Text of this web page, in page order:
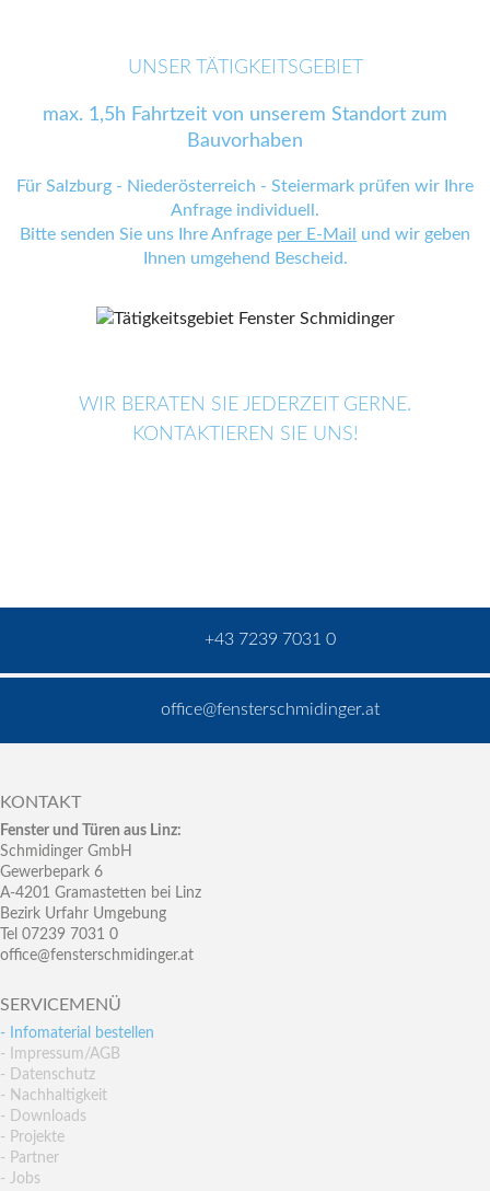
UNSER TÄTIGKEITSGEBIET
max. 1,5h Fahrtzeit von unserem Standort zum
Bauvorhaben
Für Salzburg - Niederösterreich - Steiermark prüfen wir Ihre
Anfrage individuell.
Bitte senden Sie uns Ihre Anfrage per E-Mail
und wir geben
Ihnen umgehend Bescheid.
WIR BERATEN SIE JEDERZEIT GERNE.
KONTAKTIEREN SIE UNS!
+43 7239 7031 0
office@fensterschmidinger.at
KONTAKT
Fenster und Türen aus Linz:
Schmidinger GmbH
Gewerbepark 6
A-4201 Gramastetten bei Linz
Bezirk Urfahr Umgebung
Tel 07239 7031 0
office@fensterschmidinger.at
SERVICEMENÜ
- Infomaterial bestellen
- Impressum/AGB
- Datenschutz
- Nachhaltigkeit
- Downloads
- Projekte
- Partner
- Jobs